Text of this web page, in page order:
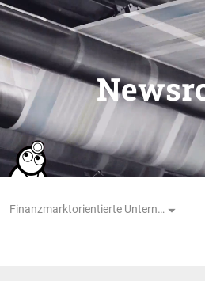
Finanzmarktorientierte